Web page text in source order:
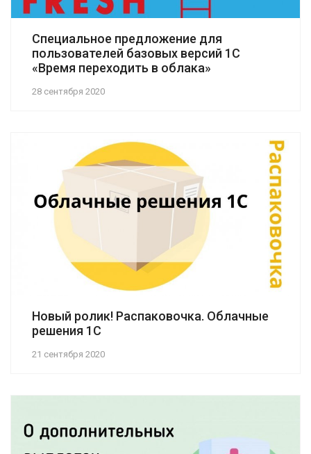
Специальное предложение для
пользователей базовых версий 1С
«Время переходить в облака»
28 сентября 2020
Новый ролик! Распаковочка. Облачные
решения 1С
21 сентября 2020